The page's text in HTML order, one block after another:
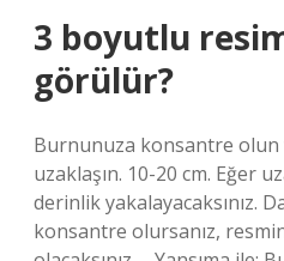
3 boyutlu
görülür?
Burnunuza konsantre olun
uzaklaşın. 10-20 cm. Eğer
derinlik yakalayacaksınız.
konsantre olursanız,